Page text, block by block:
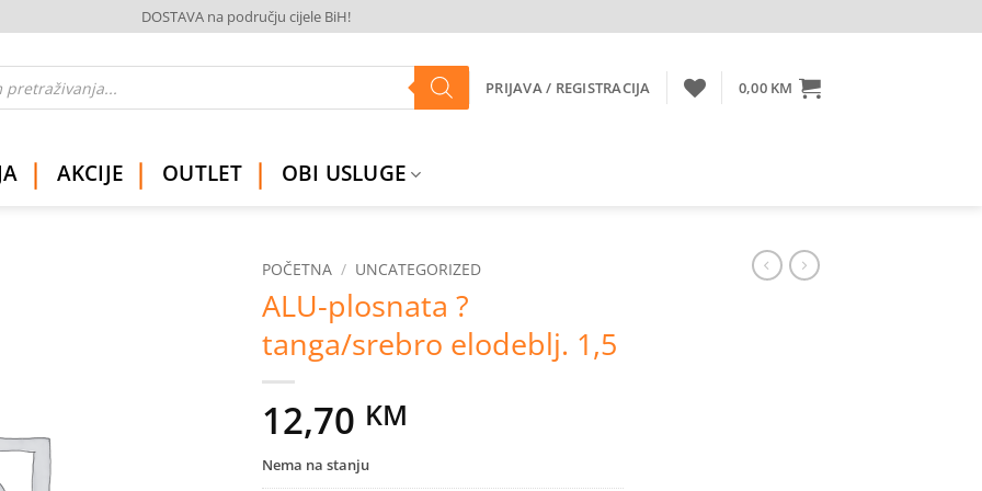
DOSTAVA na području cijele BiH!
PRIJAVA / REGISTRACIJA 0,00 KM
AKCIJE OUTLET OBI USLUGE
POČETNA / UNCATEGORIZED
ALU-plosnata ?
tanga/srebro elodeblj. 1,5
12,70 KM
Nema na stanju